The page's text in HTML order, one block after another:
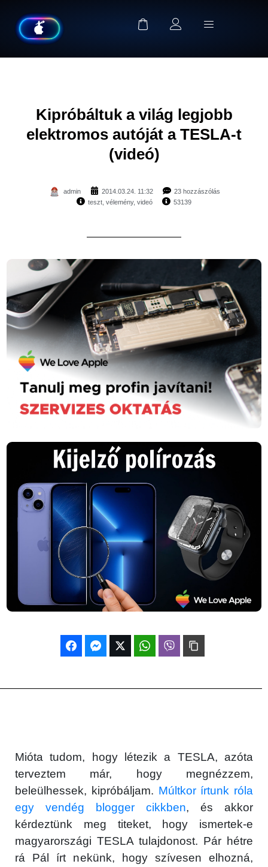
Kipróbáltuk a világ legjobb
elektromos autóját a TESLA-t
(videó)
admin 2014.03.24. 11:32
23 hozzászólás
teszt vélemény, videó 53139
Mióta tudom, hogy létezik a TESLA, azóta
terveztem már, hogy megnézzem,
beleülhessek, kipróbáljam. Múltkor írtunk róla
egy vendég blogger cikkben, és akkor
kérdeztünk meg titeket, hogy ismertek-e
magyarországi TESLA tulajdonost. Pár hétre
rá Pál írt nekünk, hogy szívesen elhozná,